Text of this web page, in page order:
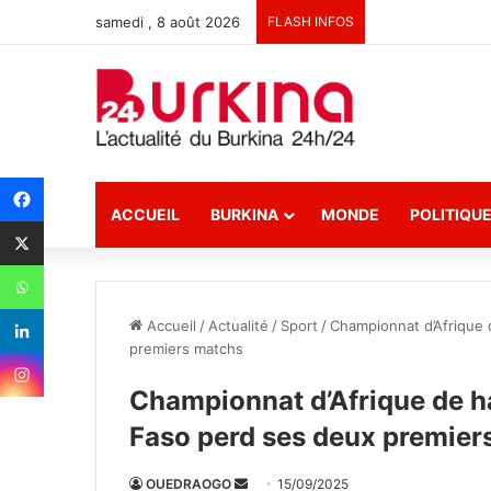
samedi , 8 août 2026 FLASH INFOS
ACCUEIL BURKINA MONDE POLITIQUE
Accueil / Actualité / Sport /Championnat
premiers matchs
Championnat d’Afrique de
Faso perd ses deux
OUEDRAOGO 15/09/2025